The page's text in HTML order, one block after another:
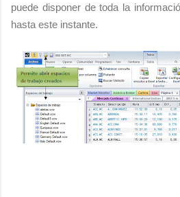
puede disponer de toda la
hasta este instante.